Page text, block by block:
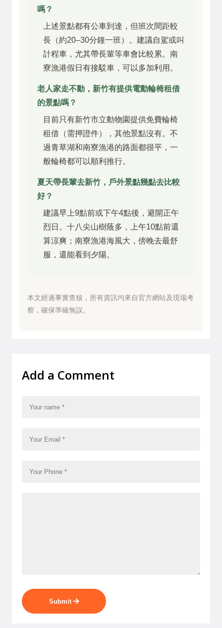
嗎？
上述景點都有公車到達，但班次間距較
長（約20–30分鐘一班）。建議自駕或叫
計程車，尤其帶長輩等車會比較累。南
寮漁港假日有接駁車，可以多加利用。
老人家走不動，新竹有提供電動輪椅租借
的景點嗎？
目前只有新竹市立動物園提供免費輪椅
租借（需押證件），其他景點沒有。不
過青草湖和南寮漁港的路面都很平，一
般輪椅都可以順利推行。
夏天帶長輩去新竹，戶外景點幾點去比較
好？
建議早上9點前或下午4點後，避開正午
烈日。十八尖山樹蔭多，上午10點前還
算涼爽；南寮漁港海風大，傍晚去最舒
服，還能看到夕陽。
本文經過事實查核，所有資訊均來自官方網站及現場考
察，確保準確無誤。
Add a Comment
Submit